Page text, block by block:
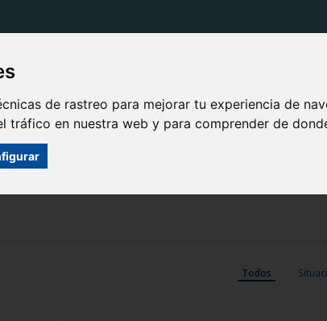
de rastreo para mejorar tu experiencia de
tráfico en nuestra web y para comprender de
Todos